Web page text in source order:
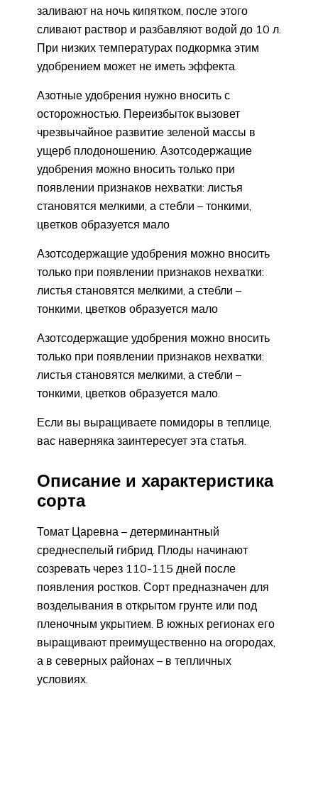
заливают на ночь кипятком, после этого
сливают раствор и разбавляют водой до 10 л.
При низких температурах подкормка этим
удобрением может не иметь эффекта.
Азотные удобрения нужно вносить с
осторожностью. Переизбыток вызовет
чрезвычайное развитие зеленой массы в
ущерб плодоношению. Азотсодержащие
удобрения можно вносить только при
появлении признаков нехватки: листья
становятся мелкими, а стебли – тонкими,
цветков образуется мало
Азотсодержащие удобрения можно вносить
только при появлении признаков нехватки:
листья становятся мелкими, а стебли –
тонкими, цветков образуется мало
Азотсодержащие удобрения можно вносить
только при появлении признаков нехватки:
листья становятся мелкими, а стебли –
тонкими, цветков образуется мало.
Если вы выращиваете помидоры в теплице,
вас наверняка заинтересует эта статья.
Описание и характеристика
сорта
Томат Царевна – детерминантный
среднеспелый гибрид. Плоды начинают
созревать через 110-115 дней после
появления ростков. Сорт предназначен для
возделывания в открытом грунте или под
пленочным укрытием. В южных регионах его
выращивают преимущественно на огородах,
а в северных районах – в тепличных
условиях.